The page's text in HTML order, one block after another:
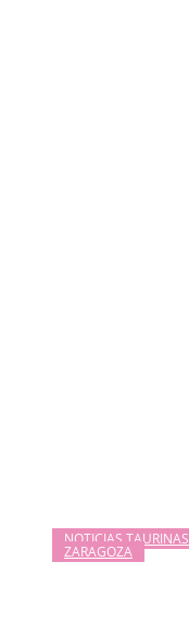
NOTICIAS TAURINAS
ZARAGOZA